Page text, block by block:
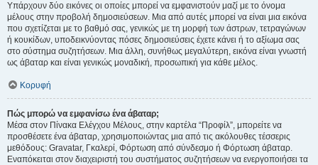
Υπάρχουν δύο εικόνες οι οποίες μπορεί να εμφανιστούν μαζί με το όνομα
μέλους στην προβολή δημοσιεύσεων. Μια από αυτές μπορεί να είναι μια εικόνα
που σχετίζεται με το βαθμό σας, γενικώς με τη μορφή των άστρων, τετραγώνων
ή κουκίδων, υποδεικνύοντας πόσες δημοσιεύσεις έχετε κάνει ή το αξίωμα σας
στο σύστημα συζητήσεων. Μια άλλη, συνήθως μεγαλύτερη, εικόνα είναι γνωστή
ως άβαταρ και είναι γενικώς μοναδική, προσωπική για κάθε μέλος.
Κορυφή
Πώς μπορώ να εμφανίσω ένα άβαταρ;
Μέσα στον Πίνακα Ελέγχου Μέλους, στην καρτέλα “Προφίλ”, μπορείτε να
προσθέσετε ένα άβαταρ, χρησιμοποιώντας μια από τις ακόλουθες τέσσερις
μεθόδους: Gravatar, Γκαλερί, Φόρτωση από σύνδεσμο ή Φόρτωση άβαταρ.
Εναπόκειται στον διαχειριστή του συστήματος συζητήσεων να ενεργοποιήσει τα